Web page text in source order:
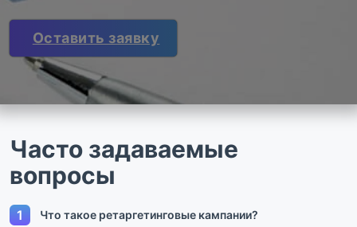
Оставить заявку
Часто задаваемые
вопросы
1 Что такое ретаргетинговые кампании?